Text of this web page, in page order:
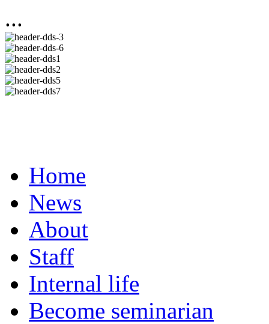
...
Home
News
About
Staff
Internal life
Become seminarian